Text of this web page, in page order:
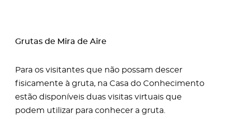
Grutas de Mira de Aire
Para os visitantes que não possam descer
fisicamente à gruta, na Casa do Conhecimento
estão disponíveis duas visitas virtuais que
podem utilizar para conhecer a gruta.